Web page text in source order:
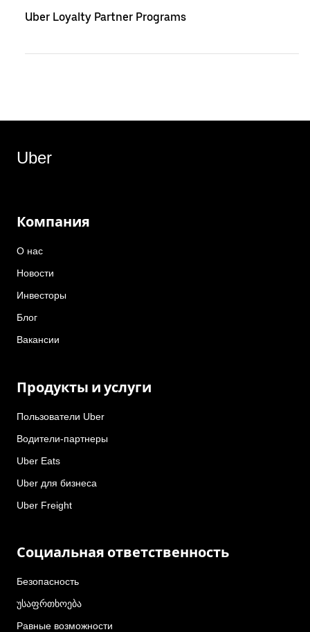
Uber Loyalty Partner Programs
Uber
Компания
О нас
Новости
Инвесторы
Блог
Вакансии
Продукты и услуги
Пользователи Uber
Водители-партнеры
Uber Eats
Uber для бизнеса
Uber Freight
Социальная ответственность
Безопасность
უსაფრთხოება
Равные возможности